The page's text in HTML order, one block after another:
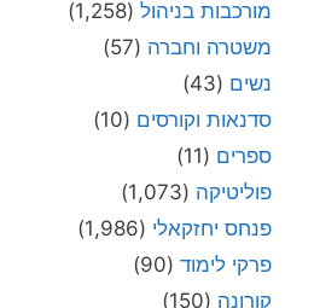
מורכבות בניהול (1,258)
משטרה וחברה (57)
נשים (43)
סדנאות וקורסים (10)
ספרים (11)
פוליטיקה (1,073)
פנחס יחזקאלי (1,986)
פרקי לימוד (90)
קורונה (150)